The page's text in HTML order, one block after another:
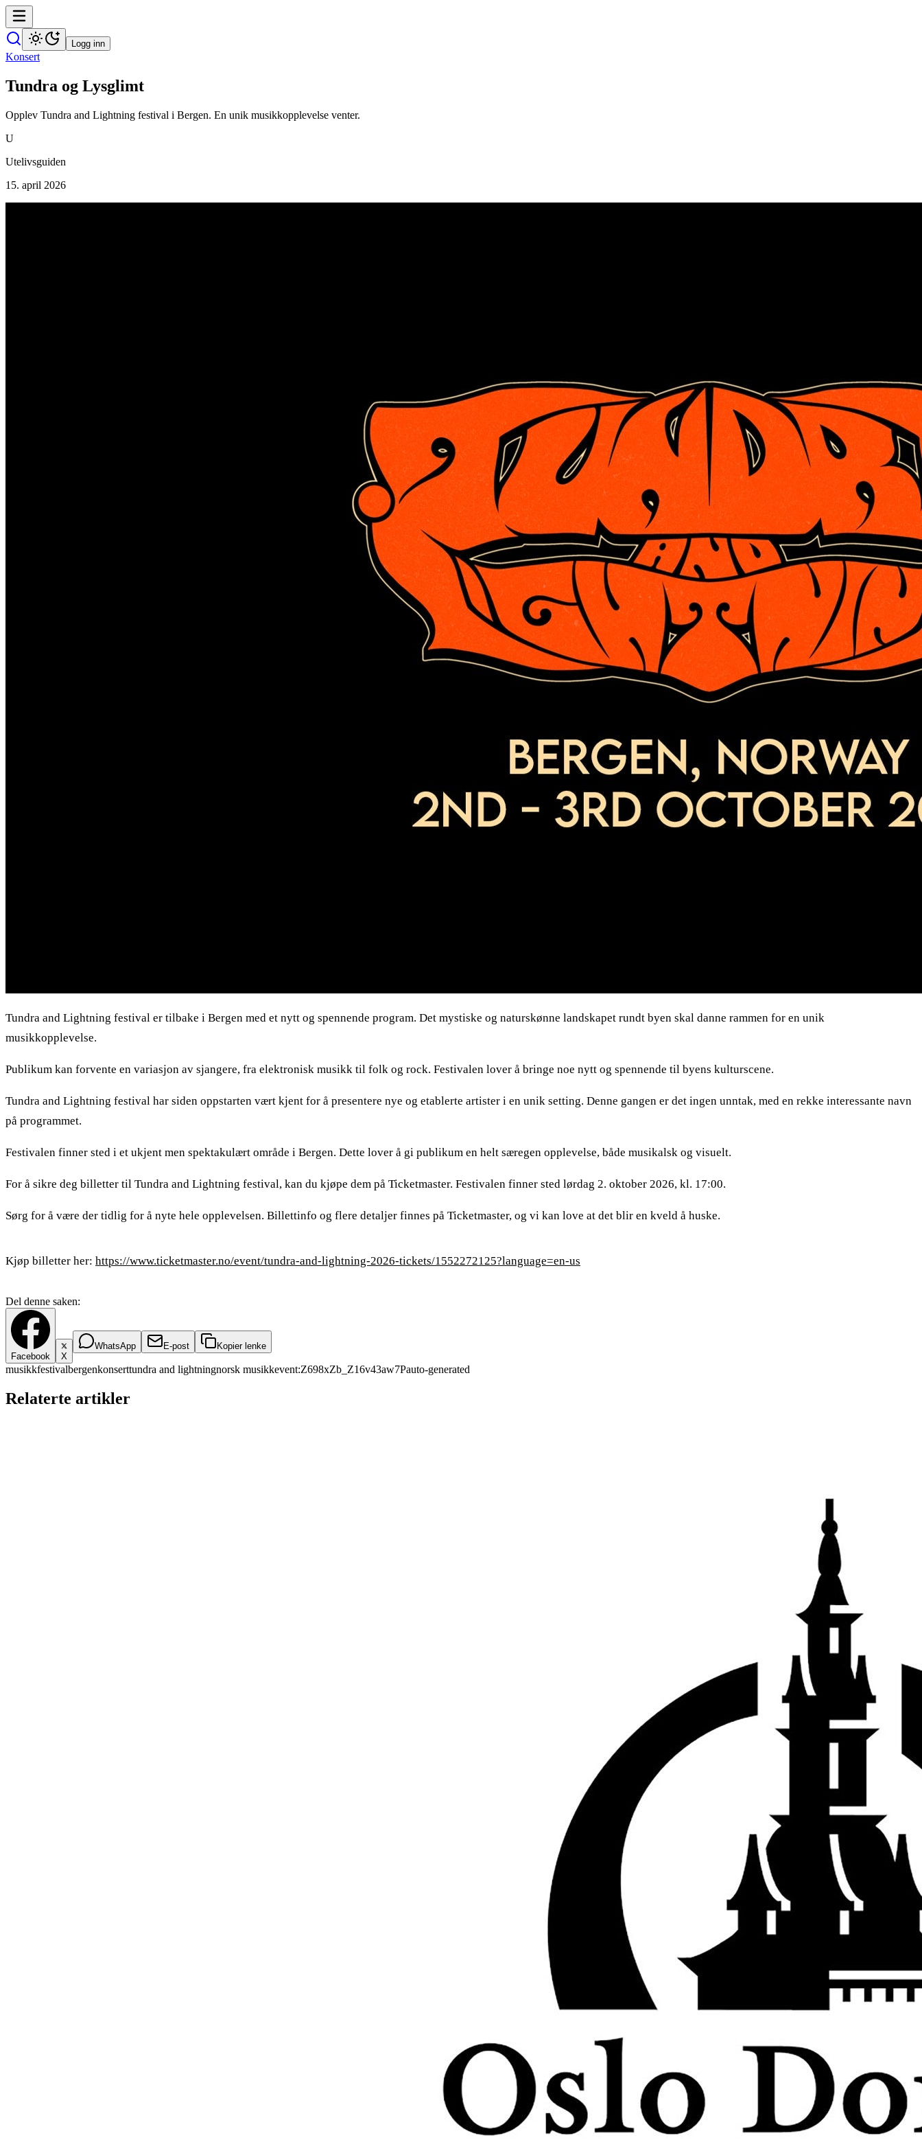
Logg inn
Konsert
Tundra og Lysglimt
Opplev Tundra and Lightning festival i Bergen. En unik musikkopplevelse venter.
U
Utelivsguiden
15. april 2026
Tundra and Lightning festival er tilbake i Bergen med et nytt og spennende program. Det mystiske og naturskønne landskapet rundt byen skal danne rammen for en unik
musikkopplevelse.
Publikum kan forvente en variasjon av sjangere, fra elektronisk musikk til folk og rock. Festivalen lover å bringe noe nytt og spennende til byens kulturscene.
Tundra and Lightning festival har siden oppstarten vært kjent for å presentere nye og etablerte artister i en unik setting. Denne gangen er det ingen unntak, med en rekke interessante navn
på programmet.
Festivalen finner sted i et ukjent men spektakulært område i Bergen. Dette lover å gi publikum en helt særegen opplevelse, både musikalsk og visuelt.
For å sikre deg billetter til Tundra and Lightning festival, kan du kjøpe dem på Ticketmaster. Festivalen finner sted lørdag 2. oktober 2026, kl. 17:00.
Sørg for å være der tidlig for å nyte hele opplevelsen. Billettinfo og flere detaljer finnes på Ticketmaster, og vi kan love at det blir en kveld å huske.
Kjøp billetter her: https://www.ticketmaster.no/event/tundra-and-lightning-2026-tickets/1552272125?language=en-us
Del denne saken:
Facebook X
WhatsApp E-post Kopier lenke
musikkfestivalbergenkonserttundra and lightningnorsk musikkevent:Z698xZb_Z16v43aw7Pauto-generated
Relaterte artikler